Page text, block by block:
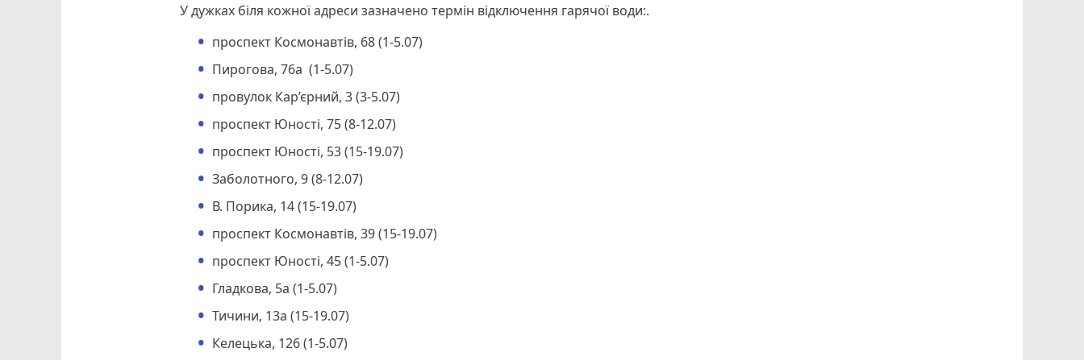
У дужках біля кожної адреси зазначено термін відключення гарячої води:.
проспект Космонавтів, 68 (1-5.07)
Пирогова, 76а (1-5.07)
провулок Кар’єрний, 3 (3-5.07)
проспект Юності, 75 (8-12.07)
проспект Юності, 53 (15-19.07)
Заболотного, 9 (8-12.07)
В. Порика, 14 (15-19.07)
проспект Космонавтів, 39 (15-19.07)
проспект Юності, 45 (1-5.07)
Гладкова, 5а (1-5.07)
Тичини, 13а (15-19.07)
Келецька, 126 (1-5.07)